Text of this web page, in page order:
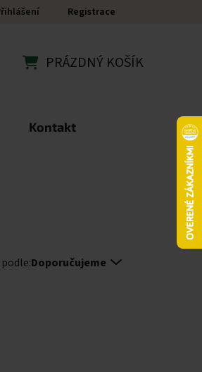
Registrace
PRÁZDNÝ KOŠÍK
Kontakt
produktů
Doporučujeme